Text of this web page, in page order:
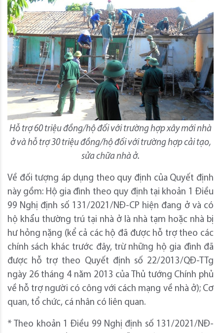
Hỗ trợ 60 triệu đồng/hộ đối với trường hợp xây mới nhà
ở và hỗ trợ 30 triệu đồng/hộ đối với trường hợp cải tạo,
sửa chữa nhà ở.
Về đối tượng áp dụng theo quy định của Quyết định
này gồm: Hộ gia đình theo quy định tại khoản 1 Điều
99 Nghị định số 131/2021/NĐ-CP hiện đang ở và có
hộ khẩu thường trú tại nhà ở là nhà tạm hoặc nhà bị
hư hỏng nặng (kể cả các hộ đã được hỗ trợ theo các
chính sách khác trước đây, trừ những hộ gia đình đã
được hỗ trợ theo Quyết định số 22/2013/QĐ-TTg
ngày 26 tháng 4 năm 2013 của Thủ tướng Chính phủ
về hỗ trợ người có công với cách mạng về nhà ở); Cơ
quan, tổ chức, cá nhân có liên quan.
* Theo khoản 1 Điều 99 Nghị định số 131/2021/NĐ-